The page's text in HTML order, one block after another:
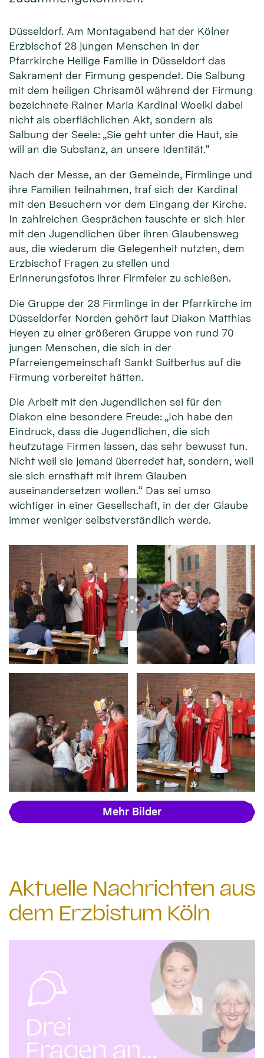
Düsseldorf. Am Montagabend hat der Kölner
Erzbischof 28 jungen Menschen in der
Pfarrkirche Heilige Familie in Düsseldorf das
Sakrament der Firmung gespendet. Die Salbung
mit dem heiligen Chrisamöl während der Firmung
bezeichnete Rainer Maria Kardinal Woelki dabei
nicht als oberflächlichen Akt, sondern als
Salbung der Seele: „Sie geht unter die Haut, sie
will an die Substanz, an unsere Identität.“
Nach der Messe, an der Gemeinde, Firmlinge und
ihre Familien teilnahmen, traf sich der Kardinal
mit den Besuchern vor dem Eingang der Kirche.
In zahlreichen Gesprächen tauschte er sich hier
mit den Jugendlichen über ihren Glaubensweg
aus, die wiederum die Gelegenheit nutzten, dem
Erzbischof Fragen zu stellen und
Erinnerungsfotos ihrer Firmfeier zu schießen.
Die Gruppe der 28 Firmlinge in der Pfarrkirche im
Düsseldorfer Norden gehört laut Diakon Matthias
Heyen zu einer größeren Gruppe von rund 70
jungen Menschen, die sich in der
Pfarreiengemeinschaft Sankt Suitbertus auf die
Firmung vorbereitet hätten.
Die Arbeit mit den Jugendlichen sei für den
Diakon eine besondere Freude: „Ich habe den
Eindruck, dass die Jugendlichen, die sich
heutzutage Firmen lassen, das sehr bewusst tun.
Nicht weil sie jemand überredet hat, sondern, weil
sie sich ernsthaft mit ihrem Glauben
auseinandersetzen wollen.“ Das sei umso
wichtiger in einer Gesellschaft, in der der Glaube
immer weniger selbstverständlich werde.
Mehr Bilder
Aktuelle Nachrichten aus
dem Erzbistum Köln